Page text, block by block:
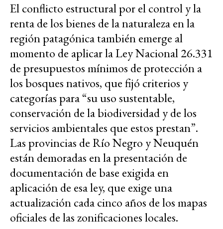
El conflicto estructural por el control y la
renta de los bienes de la naturaleza en la
región patagónica también emerge al
momento de aplicar la Ley Nacional 26.331
de presupuestos mínimos de protección a
los bosques nativos, que fijó criterios y
categorías para “su uso sustentable,
conservación de la biodiversidad y de los
servicios ambientales que estos prestan”.
Las provincias de Río Negro y Neuquén
están demoradas en la presentación de
documentación de base exigida en
aplicación de esa ley, que exige una
actualización cada cinco años de los mapas
oficiales de las zonificaciones locales.